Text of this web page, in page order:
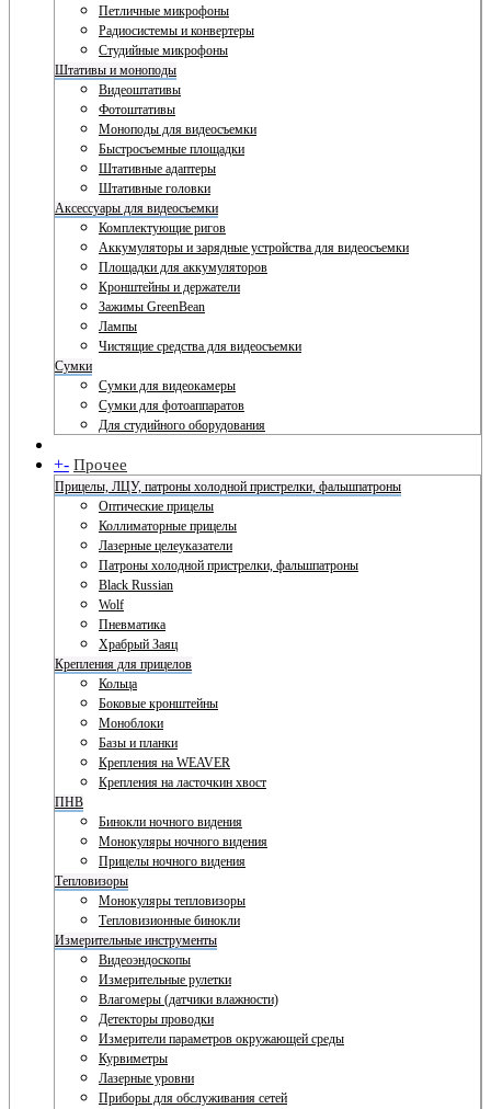
Петличные микрофоны
Радиосистемы и конвертеры
Студийные микрофоны
Штативы и моноподы
Видеоштативы
Фотоштативы
Моноподы для видеосъемки
Быстросъемные площадки
Штативные адаптеры
Штативные головки
Аксессуары для видеосъемки
Комплектующие ригов
Аккумуляторы и зарядные устройства для видеосъемки
Площадки для аккумуляторов
Кронштейны и держатели
Зажимы GreenBean
Лампы
Чистящие средства для видеосъемки
Сумки
Сумки для видеокамеры
Сумки для фотоаппаратов
Для студийного оборудования
+- Прочее
Прицелы, ЛЦУ, патроны холодной пристрелки, фальшпатроны
Оптические прицелы
Коллиматорные прицелы
Лазерные целеуказатели
Патроны холодной пристрелки, фальшпатроны
Black Russian
Wolf
Пневматика
Храбрый Заяц
Крепления для прицелов
Кольца
Боковые кронштейны
Моноблоки
Базы и планки
Крепления на WEAVER
Крепления на ласточкин хвост
ПНВ
Бинокли ночного видения
Монокуляры ночного видения
Прицелы ночного видения
Тепловизоры
Монокуляры тепловизоры
Тепловизионные бинокли
Измерительные инструменты
Видеоэндоскопы
Измерительные рулетки
Влагомеры (датчики влажности)
Детекторы проводки
Измерители параметров окружающей среды
Курвиметры
Лазерные уровни
Приборы для обслуживания сетей